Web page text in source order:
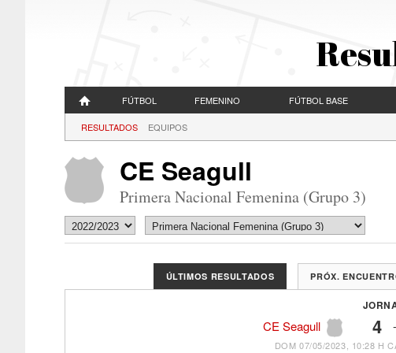
FÚTBOL FEMENINO FÚTBOL BASE
RESULTADOS EQUIPOS
CE Seagull
Primera Nacional Femenina (Grupo 3)
ÚLTIMOS RESULTADOS PRÓX.
CE Seagull 4 -
DOM 07/05/2023, 10:28 H